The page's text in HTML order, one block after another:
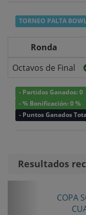
TORNEO PALTA
Ronda
Octavos de Final
- Partidos Ganados: 0
- % Bonificación: 0 %
- Puntos Ganados
Resultados
COPA